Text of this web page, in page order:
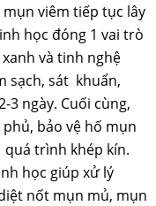
viêm tiếp tục lây
học đóng 1 vai trò
và tinh nghệ
sạch, sát khuẩn,
3 ngày. Cuối cùng,
bảo vệ hố mụn
trình khép kín.
học giúp xử lý
nốt mụn mủ, mụn